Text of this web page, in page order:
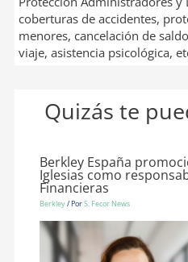
coberturas de accidentes,
menores, cancelación de
viaje, asistencia psicológica,
Quizás te
Berkley España
Iglesias como
Financieras
Berkley/ PorS. Fecor News